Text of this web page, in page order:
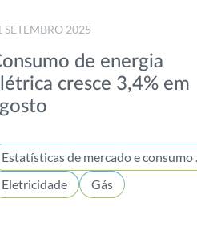
SETEMBRO 2025
de energia
cresce 3,4% em
Eletricidade
Gás